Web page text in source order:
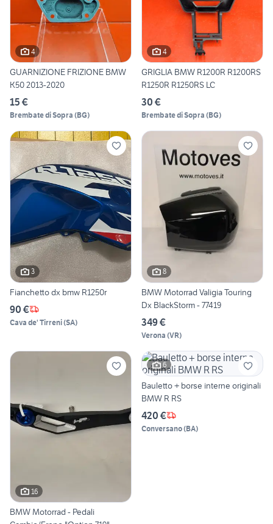
4
GUARNIZIONE FRIZIONE BMW
K50 2013-2020
15 €
Brembate di Sopra (BG)
4
GRIGLIA BMW R1200R R1200RS
R1250R R1250RS LC
30 €
Brembate di Sopra (BG)
3
Fianchetto dx bmw R1250r
90 €
Cava de' Tirreni(SA)
8
BMW Motorrad Valigia Touring
Dx BlackStorm - 77419
349 €
Verona (VR)
16
BMW Motorrad - Pedali
6
Bauletto + borse interne originali
BMW R RS
420 €
Conversano(BA)